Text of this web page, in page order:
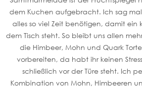
dem Kuchen aufgebracht. Ich sag
alles so viel Zeit benötigen, damit ein
dem Tisch steht. So bleibt uns allen
die Himbeer, Mohn und Quark Torte
vorbereiten, da habt ihr keinen
schließlich vor der Türe steht. Ich
Kombination von Mohn, Himbeeren